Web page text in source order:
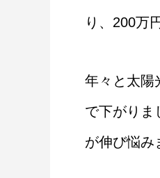
り、200万
年々と太陽
で下がりま
が伸び悩み